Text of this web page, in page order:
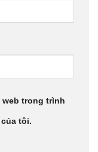
web trong trình
tôi.